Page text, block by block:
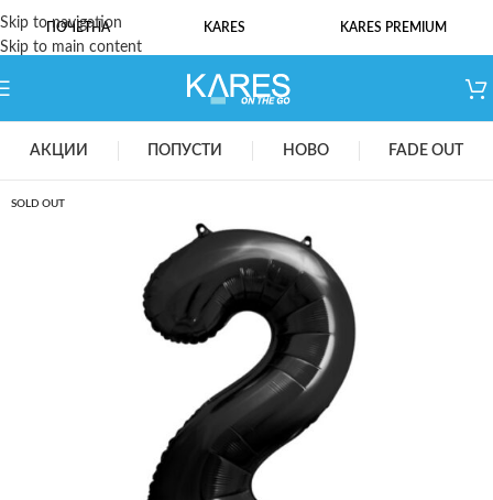
Skip to navigation
Skip to main content
ПОЧЕТНА KARES KARES PREMIUM
АКЦИИ ПОПУСТИ НОВО FADE OUT
SOLD OUT